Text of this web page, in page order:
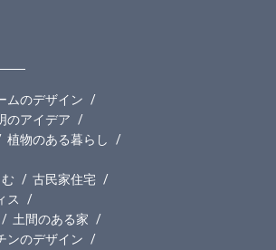
ムのデザイン
のアイデア
植物のある暮らし
古民家住宅
ス
土間のある家
ンのデザイン